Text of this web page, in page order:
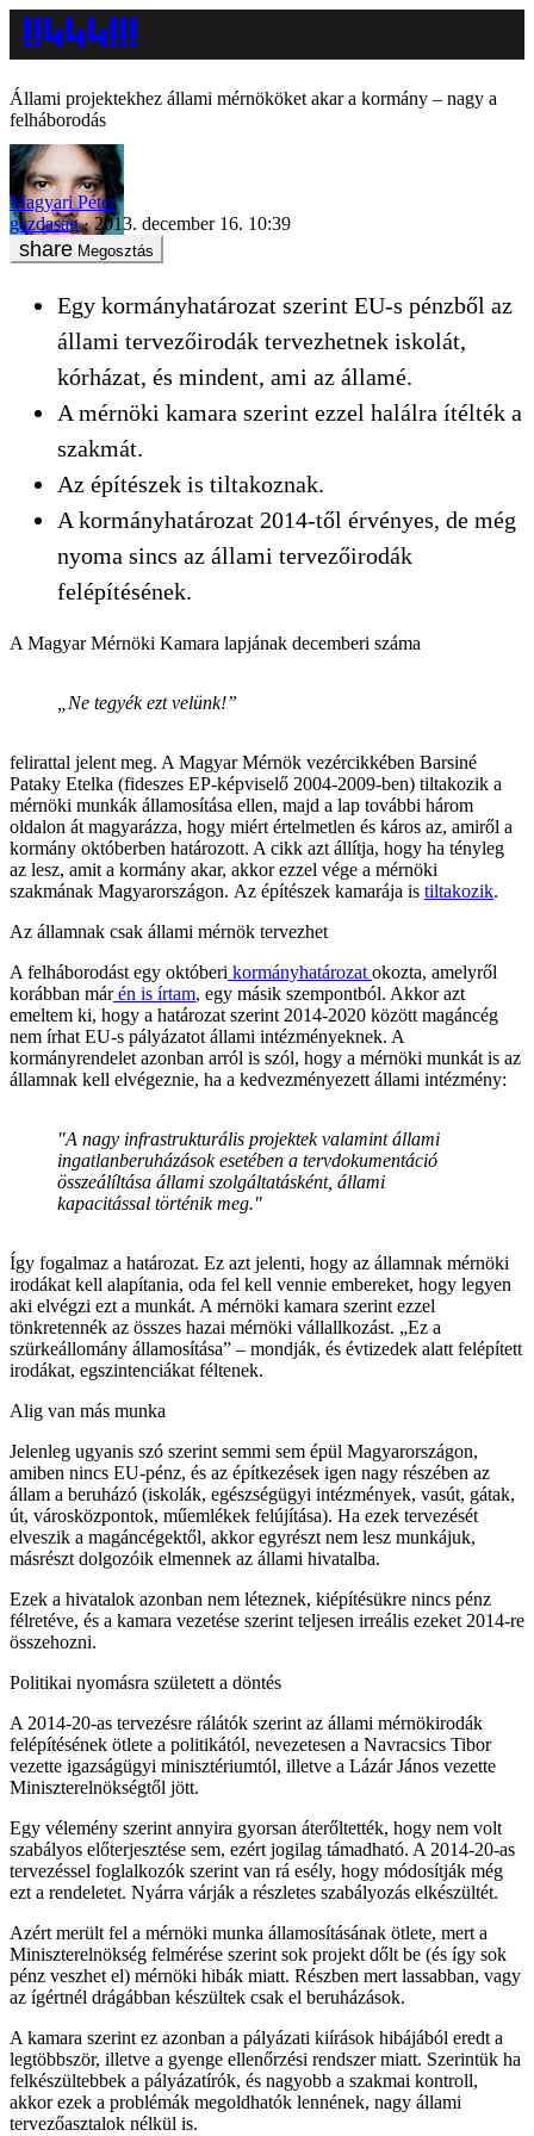
Állami projektekhez állami mérnököket akar a kormány – nagy a
felháborodás
Magyari Péter
gazdaság
2013. december 16. 10:39
Megosztás
Egy kormányhatározat szerint EU-s pénzből az
állami tervezőirodák tervezhetnek iskolát,
kórházat, és mindent, ami az államé.
A mérnöki kamara szerint ezzel halálra ítélték a
szakmát.
Az építészek is tiltakoznak.
A kormányhatározat 2014-től érvényes, de még
nyoma sincs az állami tervezőirodák
felépítésének.
A Magyar Mérnöki Kamara lapjának decemberi száma
„Ne tegyék ezt velünk!”
felirattal jelent meg. A Magyar Mérnök vezércikkében Barsiné
Pataky Etelka (fideszes EP-képviselő 2004-2009-ben) tiltakozik a
mérnöki munkák államosítása ellen, majd a lap további három
oldalon át magyarázza, hogy miért értelmetlen és káros az, amiről a
kormány októberben határozott. A cikk azt állítja, hogy ha tényleg
az lesz, amit a kormány akar, akkor ezzel vége a mérnöki
szakmának Magyarországon. Az építészek kamarája is tiltakozik.
Az államnak csak állami mérnök tervezhet
A felháborodást egy októberi kormányhatározat okozta, amelyről
korábban márén is írtam, egy másik szempontból. Akkor azt
emeltem ki, hogy a határozat szerint 2014-2020 között magáncég
nem írhat EU-s pályázatot állami intézményeknek. A
kormányrendelet azonban arról is szól, hogy a mérnöki munkát is az
államnak kell elvégeznie, ha a kedvezményezett állami intézmény:
"A nagy infrastrukturális projektek valamint állami
ingatlanberuházások esetében a tervdokumentáció
összeálíltása állami szolgáltatásként, állami
kapacitással történik meg."
Így fogalmaz a határozat. Ez azt jelenti, hogy az államnak mérnöki
irodákat kell alapítania, oda fel kell vennie embereket, hogy legyen
aki elvégzi ezt a munkát. A mérnöki kamara szerint ezzel
tönkretennék az összes hazai mérnöki vállallkozást. „Ez a
szürkeállomány államosítása” – mondják, és évtizedek alatt felépített
irodákat, egszintenciákat féltenek.
Alig van más munka
Jelenleg ugyanis szó szerint semmi sem épül Magyarországon,
amiben nincs EU-pénz, és az építkezések igen nagy részében az
állam a beruházó (iskolák, egészségügyi intézmények, vasút, gátak,
út, városközpontok, műemlékek felújítása). Ha ezek tervezését
elveszik a magáncégektől, akkor egyrészt nem lesz munkájuk,
másrészt dolgozóik elmennek az állami hivatalba.
Ezek a hivatalok azonban nem léteznek, kiépítésükre nincs pénz
félretéve, és a kamara vezetése szerint teljesen irreális ezeket 2014-re
összehozni.
Politikai nyomásra született a döntés
A 2014-20-as tervezésre rálátók szerint az állami mérnökirodák
felépítésének ötlete a politikától, nevezetesen a Navracsics Tibor
vezette igazságügyi minisztériumtól, illetve a Lázár János vezette
Miniszterelnökségtől jött.
Egy vélemény szerint annyira gyorsan áterőltették, hogy nem volt
szabályos előterjesztése sem, ezért jogilag támadható. A 2014-20-as
tervezéssel foglalkozók szerint van rá esély, hogy módosítják még
ezt a rendeletet. Nyárra várják a részletes szabályozás elkészültét.
Azért merült fel a mérnöki munka államosításának ötlete, mert a
Miniszterelnökség felmérése szerint sok projekt dőlt be (és így sok
pénz veszhet el) mérnöki hibák miatt. Részben mert lassabban, vagy
az ígértnél drágábban készültek csak el beruházások.
A kamara szerint ez azonban a pályázati kiírások hibájából eredt a
legtöbbször, illetve a gyenge ellenőrzési rendszer miatt. Szerintük ha
felkészültebbek a pályázatírók, és nagyobb a szakmai kontroll,
akkor ezek a problémák megoldhatók lennének, nagy állami
tervezőasztalok nélkül is.